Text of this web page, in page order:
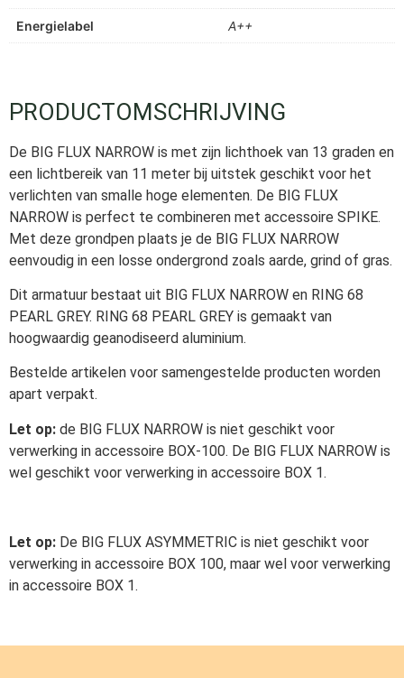
Energielabel A++
PRODUCTOMSCHRIJVING
De BIG FLUX NARROW is met zijn lichthoek van 13 graden en
een lichtbereik van 11 meter bij uitstek geschikt voor het
verlichten van smalle hoge elementen. De BIG FLUX
NARROW is perfect te combineren met accessoire SPIKE.
Met deze grondpen plaats je de BIG FLUX NARROW
eenvoudig in een losse ondergrond zoals aarde, grind of gras.
Dit armatuur bestaat uit BIG FLUX NARROW en RING 68
PEARL GREY. RING 68 PEARL GREY is gemaakt van
hoogwaardig geanodiseerd aluminium.
Bestelde artikelen voor samengestelde producten worden
apart verpakt.
Let op: de BIG FLUX NARROW is niet geschikt voor
verwerking in accessoire BOX-100. De BIG FLUX NARROW is
wel geschikt voor verwerking in accessoire BOX 1.
Let op: De BIG FLUX ASYMMETRIC is niet geschikt voor
verwerking in accessoire BOX 100, maar wel voor verwerking
in accessoire BOX 1.